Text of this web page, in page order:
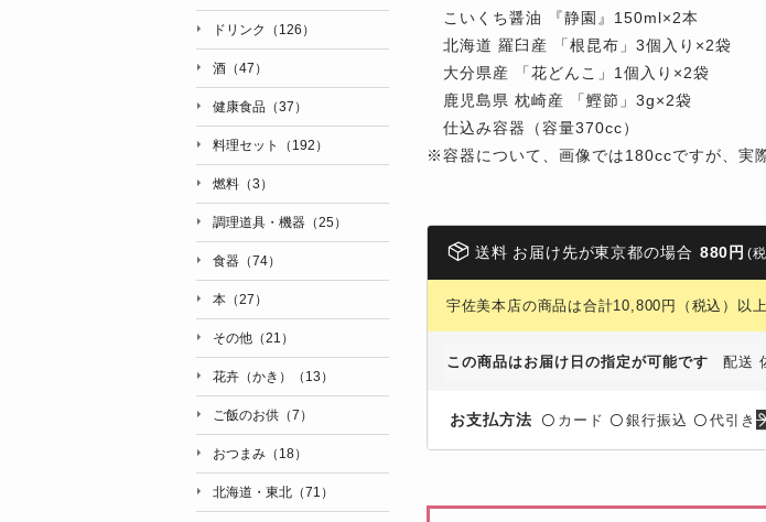
こいくち醤油 『静園』150ml×2本
北海道 羅臼産 「根昆布」3個入り×2袋
大分県産 「花どんこ」1個入り×2袋
鹿児島県 枕崎産 「鰹節」3g×2袋
仕込み容器（容量370cc）
※容器について、画像では180ccですが、実
送料 お届け先が東京都の場合 880円 (
宇佐美本店の商品は合計10,800円（税込）以
この商品はお届け日の指定が可能です 配送
お支払方法 〇 カード 〇 銀行振込 〇 代引き
ドリンク（126）
酒（47）
健康食品（37）
料理セット（192）
燃料（3）
調理道具・機器（25）
食器（74）
本（27）
その他（21）
花卉（かき）（13）
ご飯のお供（7）
おつまみ（18）
北海道・東北（71）